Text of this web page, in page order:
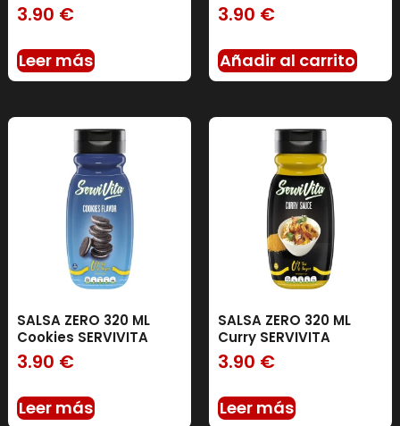
3.90 €
Leer más
3.90 €
Añadir al carrito
SALSA ZERO 320 ML
Cookies SERVIVITA
3.90 €
Leer más
SALSA ZERO 320 ML
Curry SERVIVITA
3.90 €
Leer más